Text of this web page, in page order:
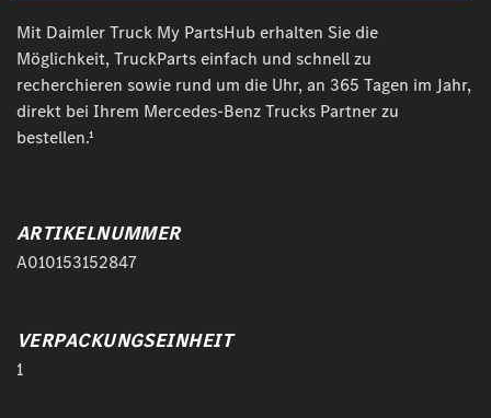
Mit Daimler Truck My PartsHub erhalten Sie die
Möglichkeit, TruckParts einfach und schnell zu
recherchieren sowie rund um die Uhr, an 365 Tagen im Jahr,
direkt bei Ihrem Mercedes-Benz Trucks Partner zu
bestellen.¹
ARTIKELNUMMER
A010153152847
VERPACKUNGSEINHEIT
1